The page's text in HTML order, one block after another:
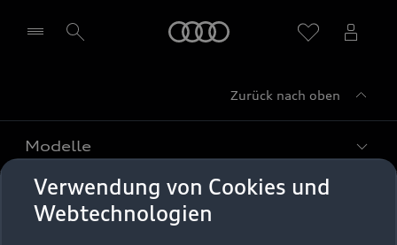
Zurück nach oben
Modelle
Alle Modelle
Kaufen & leasen
Verwendung von Cookies und
Webtechnologien